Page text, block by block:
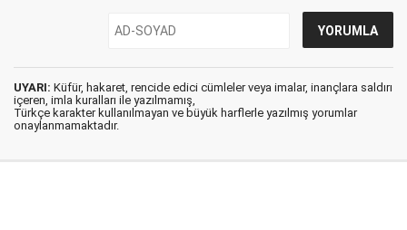
UYARI: Küfür, hakaret, rencide edici cümleler veya imalar, inançlara saldırı
içeren, imla kuralları ile yazılmamış,
Türkçe karakter kullanılmayan ve büyük harflerle yazılmış yorumlar
onaylanmamaktadır.